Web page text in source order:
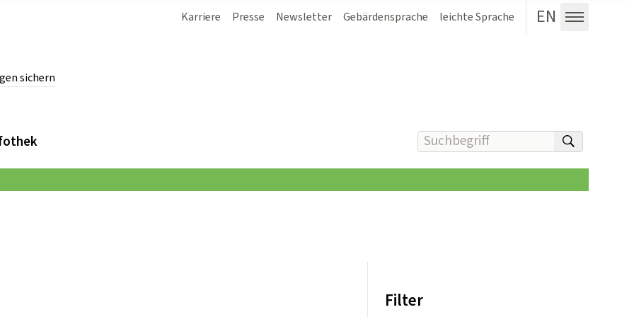
sichern
Karriere Presse Newsletter Gebärdensprache leichte Sprache EN
Menü
Suchbegriff(e) eingeben
Filter